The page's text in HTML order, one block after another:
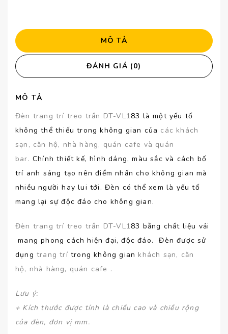
MÔ TẢ
ĐÁNH GIÁ (0)
MÔ TẢ
Đèn trang trí treo trần DT-VL183 là một yếu tố
không thể thiếu trong không gian của các khách
sạn, căn hộ, nhà hàng, quán cafe và quán
bar. Chính thiết kế, hình dáng, màu sắc và cách bố
trí anh sáng tạo nên điểm nhấn cho không gian mà
nhiều người hay lui tới. Đèn có thể xem là yếu tố
mang lại sự độc đáo cho không gian.
Đèn trang trí treo trần DT-VL183 bằng chất liệu vải
mang phong cách hiện đại, độc đáo. Đèn được sử
dụng trang trí trong không gian khách sạn, căn
hộ, nhà hàng, quán cafe .
Lưu ý:
+ Kích thước được tính là chiều cao và chiều rộng
của đèn, đơn vị mm.